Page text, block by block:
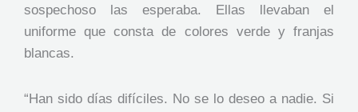
sospechoso las esperaba. Ellas llevaban el
uniforme que consta de colores verde y franjas
blancas.
“Han sido días difíciles. No se lo deseo a nadie. Si